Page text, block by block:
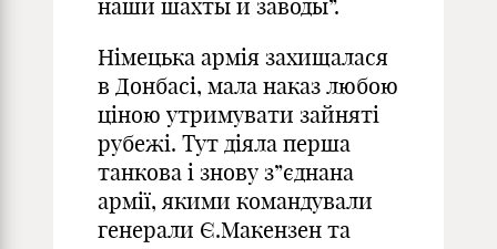
наши шахты и заводы”.
Німецька армія захищалася
в Донбасі, мала наказ любою
ціною утримувати зайняті
рубежі. Тут діяла перша
танкова і знову з”єднана
армії, якими командували
генерали Є.Макензен та